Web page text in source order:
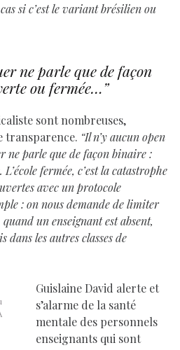
si c’est le variant brésilien ou
ne parle que de façon
ou fermée…”
sont nombreuses,
transparence. “Il n’y aucun open
ne parle que de façon binaire :
fermée, c’est la catastrophe
avec un protocole
: on nous demande de limiter
un enseignant est absent,
dans les autres classes de
Guislaine David alerte et
s’alarme de la santé
mentale des personnels
enseignants qui sont